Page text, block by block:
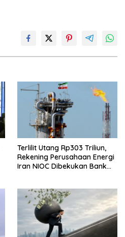
Terlilit Utang Rp303 Triliun,
Rekening Perusahaan Energi
Iran NIOC Dibekukan Bank